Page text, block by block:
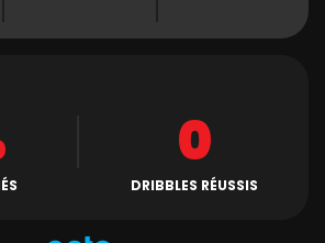
0
DRIBBLES RÉUSSIS